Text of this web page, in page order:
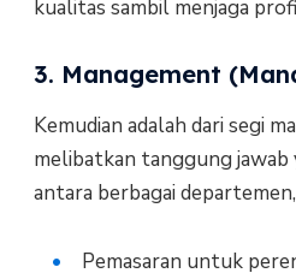
kualitas sambil menjaga
3. Management
Kemudian adalah dari segi
melibatkan tanggung
antara berbagai
Pemasaran untuk